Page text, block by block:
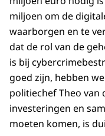
miljoen om de
waarborgen en te
dat de rol van de
is bij
goed zijn, hebben
politiechef Theo van
investeringen en
moeten komen, is